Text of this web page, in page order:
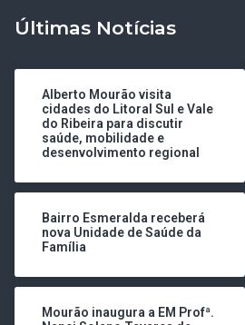
Últimas Notícias
Alberto Mourão visita
cidades do Litoral Sul e Vale
do Ribeira para discutir
saúde, mobilidade e
desenvolvimento regional
Bairro Esmeralda receberá
nova Unidade de Saúde da
Família
Mourão inaugura a EM Profª.